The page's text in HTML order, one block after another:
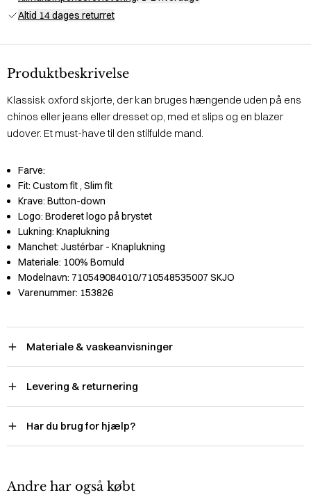
Altid 14 dages returret
Produktbeskrivelse
Klassisk oxford skjorte, der kan bruges hængende uden på ens
chinos eller jeans eller dresset op, med et slips og en blazer
udover. Et must-have til den stilfulde mand.
Farve:
Fit: Custom fit, Slim fit
Krave: Button-down
Logo: Broderet logo på brystet
Lukning: Knaplukning
Manchet: Justérbar - Knaplukning
Materiale: 100% Bomuld
Modelnavn: 710549084010/710548535007 SKJO
Varenummer: 153826
Materiale & vaskeanvisninger
Levering & returnering
Har du brug for hjælp?
Andre har også købt